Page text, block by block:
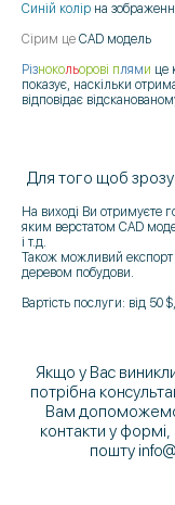
Синій колір на
Сірим це CAD модель
Різнокольорові плями це
показує, наскільки
відповідає
Для того щоб
На виході Ви отримуєте
яким верстатом CAD
і т.д.
Також можливий експорт
деревом побудови.
Вартість послуги: від 50
Якщо у Вас
потрібна
Вам
контакти у
пошту